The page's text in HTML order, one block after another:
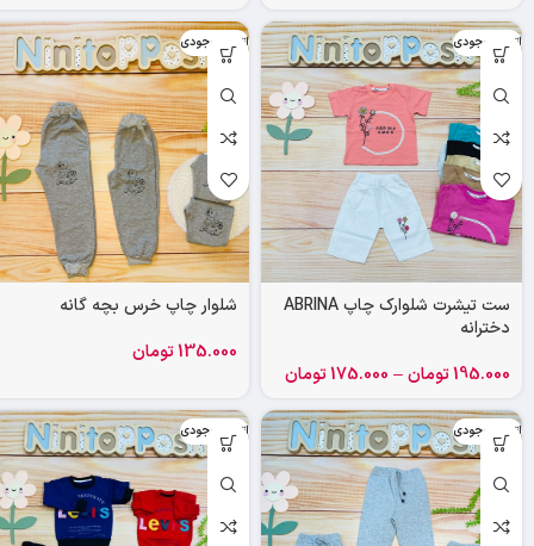
اتمام موجودی
ست تیشرت شلوارک چاپ ABRINA
دخترانه
195.000تومان–
175.000تومان
اتمام موجودی
شلوار چاپ خرس بچه گانه
135.000تومان
اتمام موجودی اتمام موجودی